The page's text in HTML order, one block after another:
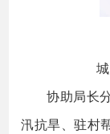
协助局长
汛抗旱、驻村